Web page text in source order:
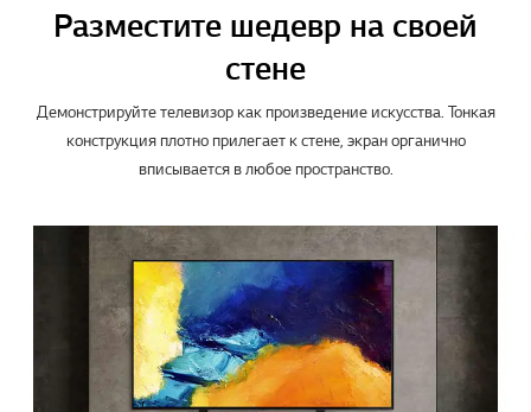
Разместите шедевр на своей
стене
Демонстрируйте телевизор как произведение искусства. Тонкая
конструкция плотно прилегает к стене, экран органично
вписывается в любое пространство.